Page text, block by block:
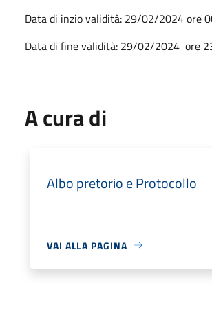
Data di inzio validità: 29/02/2024 ore
Data di fine validità: 29/02/2024 ore
A cura di
Albo pretorio e Protocollo
VAI ALLA PAGINA